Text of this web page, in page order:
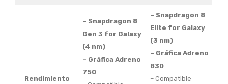
Rendimiento
– Snapdragon 8
Gen 3 for Galaxy
(4 nm)
– Gráfica Adreno
750
– Snapdragon 8
Elite for Galaxy
(3 nm)
– Gráfica Adreno
830
– Compatible